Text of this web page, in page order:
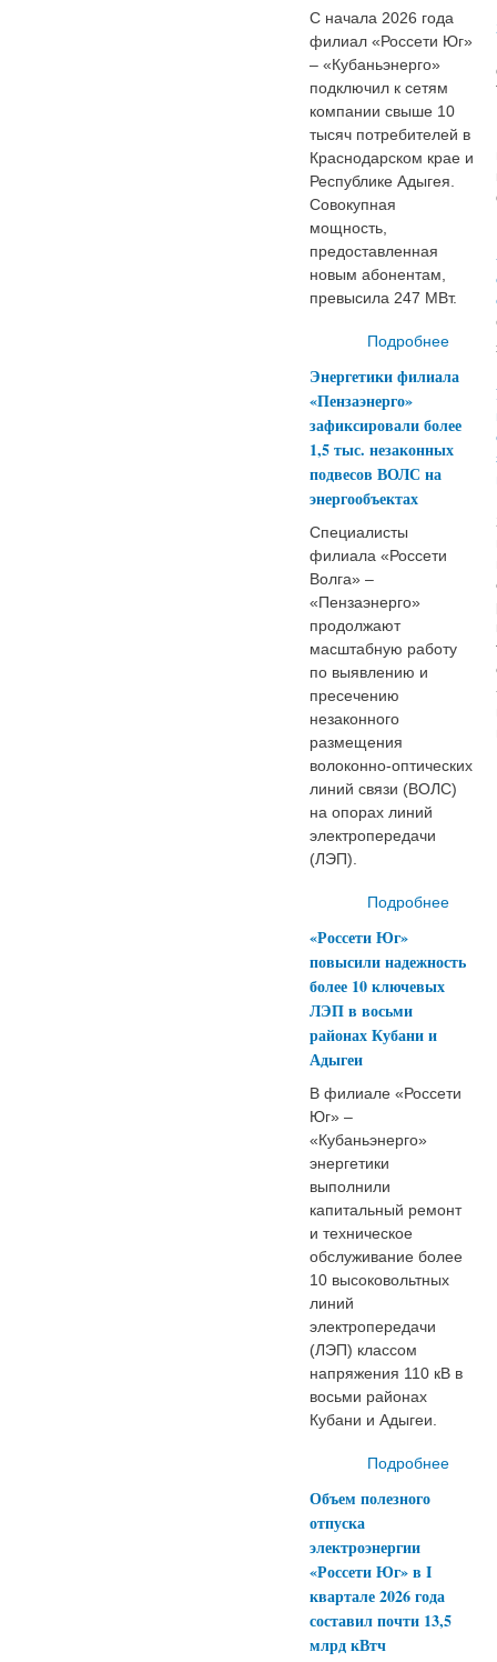
С начала 2026 года
филиал «Россети Юг»
– «Кубаньэнерго»
подключил к сетям
компании свыше 10
тысяч потребителей в
Краснодарском крае и
Республике Адыгея.
Совокупная
мощность,
предоставленная
новым абонентам,
превысила 247 МВт.
Подробнее
о
Энергетики филиала
«Пензаэнерго»
зафиксировали более
1,5 тыс. незаконных
подвесов ВОЛС на
энергообъектах
Специалисты
филиала «Россети
Волга» –
«Пензаэнерго»
продолжают
масштабную работу
по выявлению и
пресечению
незаконного
размещения
волоконно-оптических
линий связи (ВОЛС)
на опорах линий
электропередачи
(ЛЭП).
Подробнее
«Россети Юг»
повысили надежность
более 10 ключевых
ЛЭП в восьми
районах Кубани и
Адыгеи
В филиале «Россети
Юг» –
«Кубаньэнерго»
энергетики
выполнили
капитальный ремонт
и техническое
обслуживание более
10 высоковольтных
линий
электропередачи
(ЛЭП) классом
напряжения 110 кВ в
восьми районах
Кубани и Адыгеи.
Подробнее
Объем полезного
отпуска
электроэнергии
«Россети Юг» в I
квартале 2026 года
составил почти 13,5
млрд кВтч